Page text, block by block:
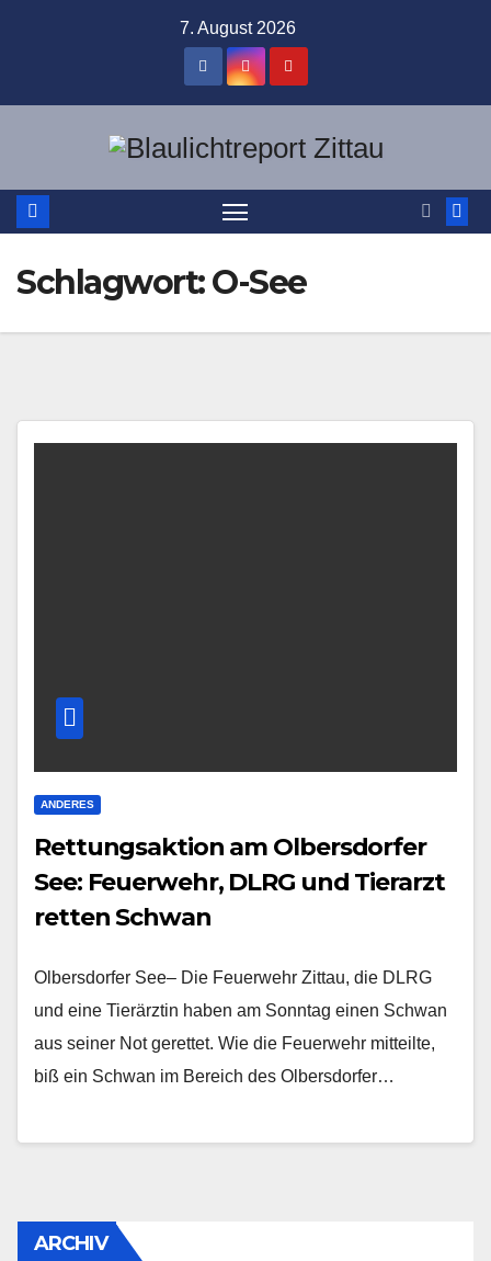
7. August 2026
Schlagwort:O-See
ANDERES
Rettungsaktion am Olbersdorfer
See: Feuerwehr, DLRG und Tierarzt
retten Schwan
Olbersdorfer See– Die Feuerwehr Zittau, die DLRG
und eine Tierärztin haben am Sonntag einen Schwan
aus seiner Not gerettet. Wie die Feuerwehr mitteilte,
biß ein Schwan im Bereich des Olbersdorfer…
ARCHIV